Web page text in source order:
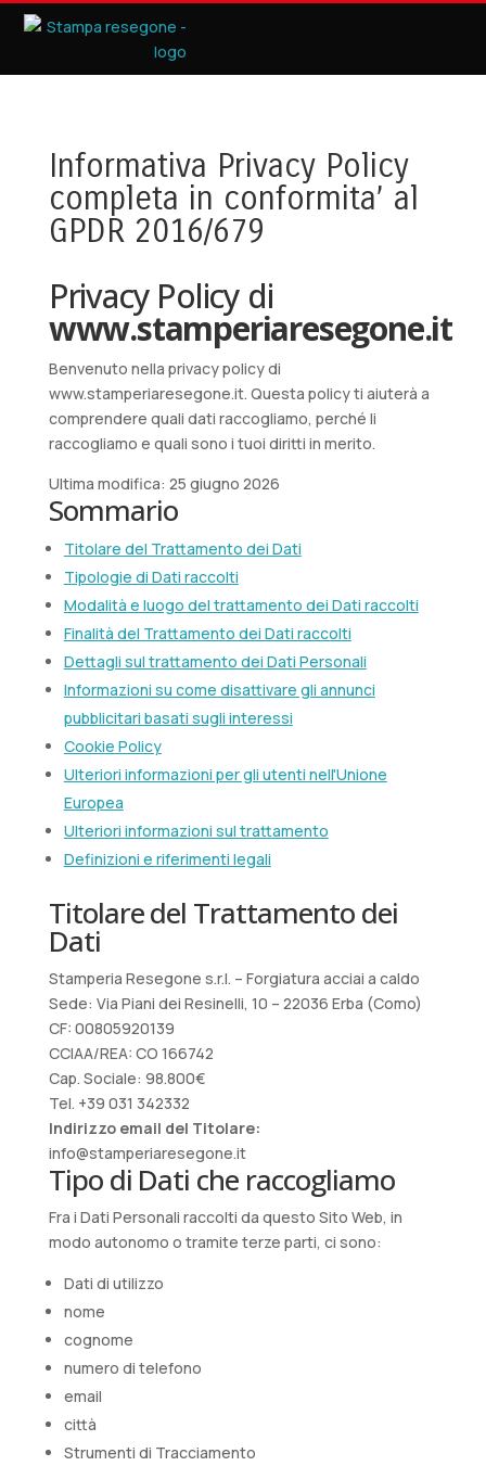
Informativa Privacy Policy
completa in conformita’ al
GPDR 2016/679
Privacy Policy di
www.stamperiaresegone.it
Benvenuto nella privacy policy di
www.stamperiaresegone.it. Questa policy ti aiuterà a
comprendere quali dati raccogliamo, perché li
raccogliamo e quali sono i tuoi diritti in merito.
Ultima modifica: 25 giugno 2026
Sommario
Titolare del Trattamento dei Dati
Tipologie di Dati raccolti
Modalità e luogo del trattamento dei Dati raccolti
Finalità del Trattamento dei Dati raccolti
Dettagli sul trattamento dei Dati Personali
Informazioni su come disattivare gli annunci
pubblicitari basati sugli interessi
Cookie Policy
Ulteriori informazioni per gli utenti nell'Unione
Europea
Ulteriori informazioni sul trattamento
Definizioni e riferimenti legali
Titolare del Trattamento dei
Dati
Stamperia Resegone s.r.l. – Forgiatura acciai a caldo
Sede: Via Piani dei Resinelli, 10 – 22036 Erba (Como)
CF: 00805920139
CCIAA/REA: CO 166742
Cap. Sociale: 98.800€
Tel. +39 031 342332
Indirizzo email del Titolare:
info@stamperiaresegone.it
Tipo di Dati che raccogliamo
Fra i Dati Personali raccolti da questo Sito Web, in
modo autonomo o tramite terze parti, ci sono:
Dati di utilizzo
nome
cognome
numero di telefono
email
città
Strumenti di Tracciamento